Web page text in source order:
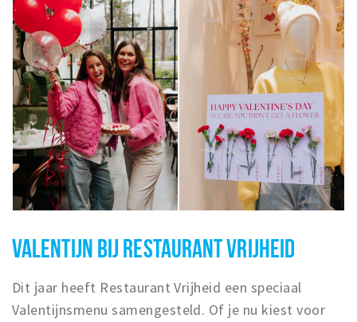
VALENTIJN BIJ RESTAURANT VRIJHEID
Dit jaar heeft Restaurant Vrijheid een speciaal
Valentijnsmenu samengesteld. Of je nu kiest voor